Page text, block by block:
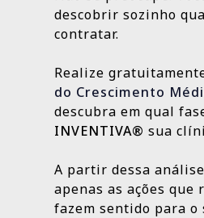
Fazer meu CHECK-
resultados e
pode crescer.
Outras, como SEO
construção de
resultados sólidos e
do tempo.
Por isso trabalhamos
médio e longo prazo
crescimento sustentável.
descobrir sozinho
contratar.
Realize
do Crescimento
descubra em qual
INVENTIVA® sua
A partir dessa
apenas as ações que
fazem sentido para o